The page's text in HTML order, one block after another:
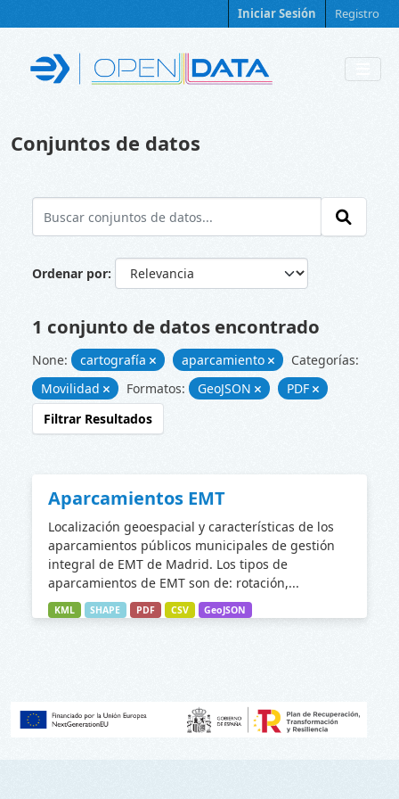
Iniciar Sesión Registro
Conjuntos de datos
Ordenar por
1 conjunto de datos encontrado
None: cartografía aparcamiento
Categorías:
Movilidad
Formatos: GeoJSON
PDF
Filtrar Resultados
Aparcamientos EMT
Localización geoespacial y características de los
aparcamientos públicos municipales de gestión
integral de EMT de Madrid. Los tipos de
aparcamientos de EMT son de: rotación,...
KML SHAPE PDF CSV GeoJSON